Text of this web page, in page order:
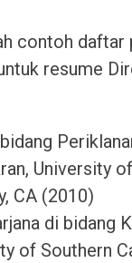
contoh daftar
resume
University
CA (2010)
di bidang
of Southern